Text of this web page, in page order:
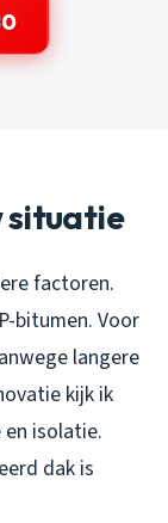
situatie
factoren.
bitumen. Voor
langere
kijk ik
isolatie.
dak is